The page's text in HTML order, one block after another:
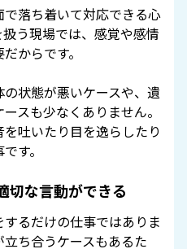
落ち着いて対応できる心
う現場では、感覚や感情
からです。
状態が悪いケースや、遺
スも少なくありません。
吐いたり目を逸らしたり
す。
切な言動ができる
るだけの仕事ではありま
ち合うケースもあるた